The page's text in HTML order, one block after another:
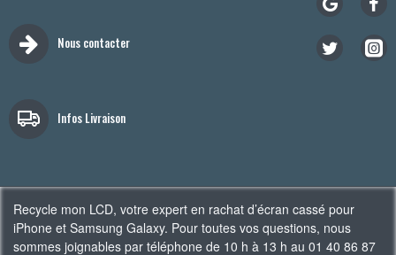
Nous contacter
Infos Livraison
Recycle mon LCD, votre expert en rachat d’écran cassé pour
iPhone et Samsung Galaxy. Pour toutes vos questions, nous
sommes joignables par téléphone de 10 h à 13 h au 01 40 86 87